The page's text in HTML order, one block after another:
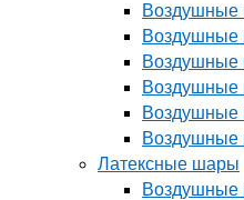
Воздушные
Воздушные
Воздушные
Воздушные
Воздушные
Латексные шары
Воздушные